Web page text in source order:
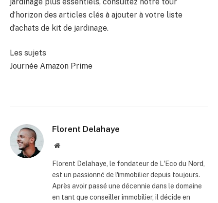
d’horizon des articles clés à ajouter à votre liste
d’achats de kit de jardinage.
Les sujets
Journée Amazon Prime
Florent Delahaye
Site
Florent Delahaye, le fondateur de L'Eco du Nord,
est un passionné de l'immobilier depuis toujours.
Après avoir passé une décennie dans le domaine
en tant que conseiller immobilier, il décide en